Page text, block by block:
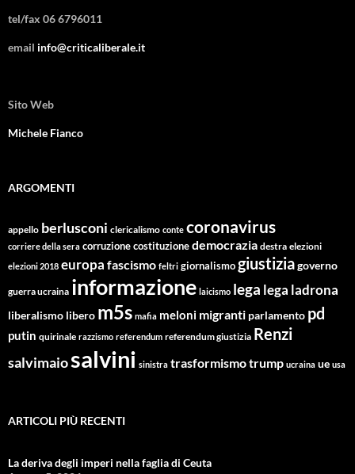
tel/fax 06 6796011
email info@criticaliberale.it
Sito Web
Michele Fianco
ARGOMENTI
appello berlusconi clericalismo conte coronavirus
corriere della sera corruzionecostituzionedemocrazia destra elezioni
elezioni 2018 europa fascismo feltri giornalismogiustiziagoverno
guerra ucraina informazione laicismo lega lega ladrona
liberalismo libero m5s mafia meloni migranti parlamento pd
putin quirinale razzismo referendum referendum giustizia Renzi
salvimaiosalvini sinistra trasformismotrump ucraina ue usa
ARTICOLI PIÙ RECENTI
La deriva degli imperi nella faglia di Ceuta